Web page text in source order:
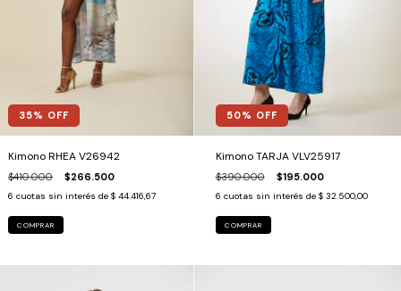
35% OFF
Kimono RHEA V26942
$410.000 $266.500
6 cuotas sin interés de $ 44.416,67
COMPRAR
50% OFF
Kimono TARJA VLV25917
$390.000 $195.000
6 cuotas sin interés de $ 32.500,00
COMPRAR